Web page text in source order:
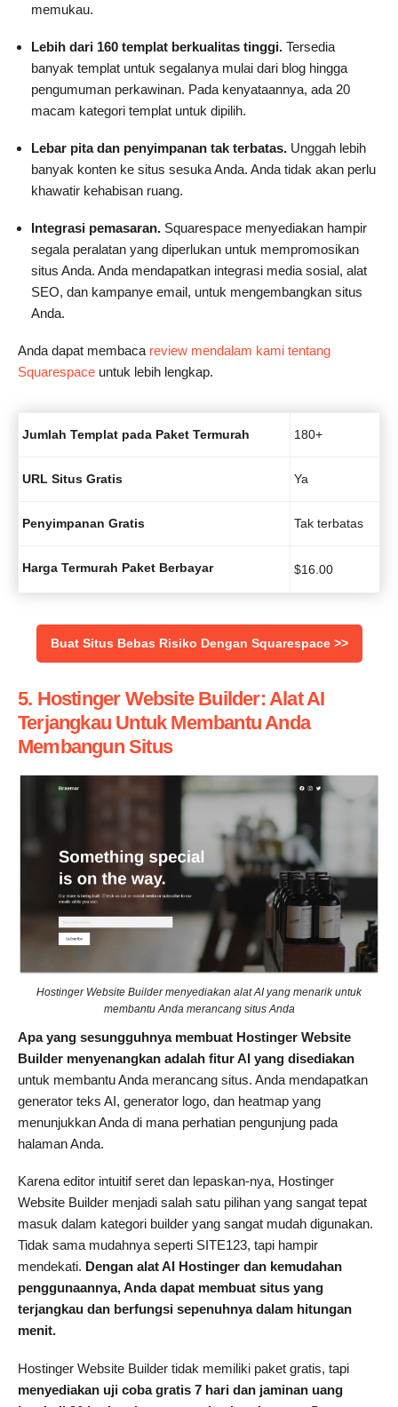
memukau.
Lebih dari 160 templat berkualitas tinggi. Tersedia
banyak templat untuk segalanya mulai dari blog hingga
pengumuman perkawinan. Pada kenyataannya, ada 20
macam kategori templat untuk dipilih.
Lebar pita dan penyimpanan tak terbatas. Unggah lebih
banyak konten ke situs sesuka Anda. Anda tidak akan perlu
khawatir kehabisan ruang.
Integrasi pemasaran. Squarespace menyediakan hampir
segala peralatan yang diperlukan untuk mempromosikan
situs Anda. Anda mendapatkan integrasi media sosial, alat
SEO, dan kampanye email, untuk mengembangkan situs
Anda.
Anda dapat membaca review mendalam kami tentang
Squarespace untuk lebih lengkap.
Jumlah Templat pada Paket Termurah 180+
URL Situs Gratis Ya
Penyimpanan Gratis Tak terbatas
Harga Termurah Paket Berbayar $16.00
Buat Situs Bebas Risiko Dengan Squarespace >>
5. Hostinger Website Builder: Alat AI
Terjangkau Untuk Membantu Anda
Membangun Situs
Hostinger Website Builder menyediakan alat AI yang menarik untuk
membantu Anda merancang situs Anda
Apa yang sesungguhnya membuat Hostinger Website
Builder menyenangkan adalah fitur AI yang disediakan
untuk membantu Anda merancang situs. Anda mendapatkan
generator teks AI, generator logo, dan heatmap yang
menunjukkan Anda di mana perhatian pengunjung pada
halaman Anda.
Karena editor intuitif seret dan lepaskan-nya, Hostinger
Website Builder menjadi salah satu pilihan yang sangat tepat
masuk dalam kategori builder yang sangat mudah digunakan.
Tidak sama mudahnya seperti SITE123, tapi hampir
mendekati. Dengan alat AI Hostinger dan kemudahan
penggunaannya, Anda dapat membuat situs yang
terjangkau dan berfungsi sepenuhnya dalam hitungan
menit.
Hostinger Website Builder tidak memiliki paket gratis, tapi
menyediakan uji coba gratis 7 hari dan jaminan uang